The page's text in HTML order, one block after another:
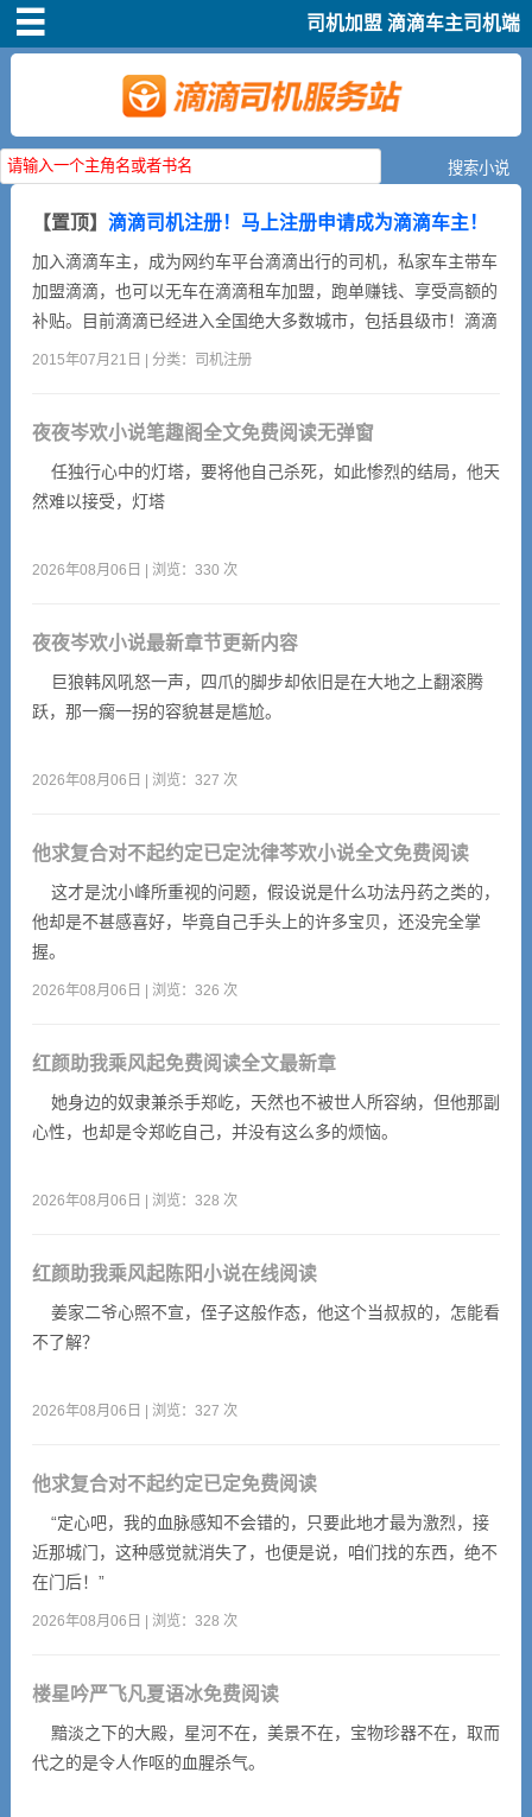
司机加盟 滴滴车主司机端
司机注册
新手指导
奖励政策
滴滴车主司机端下
小说短剧
【置顶】 滴滴司机注册！马上注册申请成为滴滴车主！
加入滴滴车主，成为网约车平台滴滴出行的司机，私家车主带车
加盟滴滴，也可以无车在滴滴租车加盟，跑单赚钱、享受高额的
补贴。目前滴滴已经进入全国绝大多数城市，包括县级市！滴滴
跑单奖励丰厚，有翻倍奖、保底奖，新司机跑满5单，额外奖励
强者勇气，实现人生又一次创业！加盟滴滴快车的条件1、拥有
一辆...
2015年07月21日 | 分类： 司机注册
夜夜岑欢小说笔趣阁全文免费阅读无弹窗
任独行心中的灯塔，要将他自己杀死，如此惨烈的结局，他天
然难以接受，灯塔
2026年08月06日 | 浏览：330 次
夜夜岑欢小说最新章节更新内容
巨狼韩风吼怒一声，四爪的脚步却依旧是在大地之上翻滚腾
跃，那一瘸一拐的容貌甚是尴尬。
2026年08月06日 | 浏览：327 次
他求复合对不起约定已定沈律芩欢小说全文免费阅读
这才是沈小峰所重视的问题，假设说是什么功法丹药之类的，
他却是不甚感喜好，毕竟自己手头上的许多宝贝，还没完全掌
握。
2026年08月06日 | 浏览：326 次
红颜助我乘风起免费阅读全文最新章
她身边的奴隶兼杀手郑屹，天然也不被世人所容纳，但他那副
心性，也却是令郑屹自己，并没有这么多的烦恼。
2026年08月06日 | 浏览：328 次
红颜助我乘风起陈阳小说在线阅读
姜家二爷心照不宣，侄子这般作态，他这个当叔叔的，怎能看
不了解？
2026年08月06日 | 浏览：327 次
他求复合对不起约定已定免费阅读
“定心吧，我的血脉感知不会错的，只要此地才最为激烈，接
近那城门，这种感觉就消失了，也便是说，咱们找的东西，绝不
在门后！”
2026年08月06日 | 浏览：328 次
楼星吟严飞凡夏语冰免费阅读
黯淡之下的大殿，星河不在，美景不在，宝物珍器不在，取而
代之的是令人作呕的血腥杀气。